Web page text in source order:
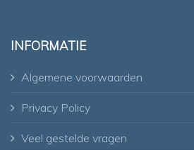
INFORMATIE
Algemene voorwaarden
Privacy Policy
Veel gestelde vragen